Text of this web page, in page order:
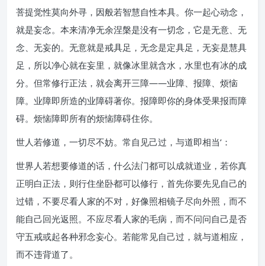
菩提觉性莫向外寻，因般若智慧自性本具。你一起心动念，
就是妄念。本来清净无余涅槃是没有一切念，它是无意、无
念、无妄的。无意就是戒具足，无念是定具足，无妄是慧具
足，所以净心就在妄里，就像冰里就含水，水里也有冰的成
分。但常修行正法，就会离开三障——业障、报障、烦恼
障。业障即所造的业障碍著你。报障即你的身体受果报而障
碍。烦恼障即所有的烦恼障碍住你。
世人若修道，一切尽不妨。常自见己过，与道即相当’：
世界人若想要修道的话，什么法门都可以成就道业，若你真
正明白正法，则行住坐卧都可以修行，首先你要先见自己的
过错，不要尽看人家的不对，好像照相镜子尽向外照，而不
能自己回光返照。不应尽看人家的毛病，而不问问自己是否
守五戒或起各种邪念妄心。若能常见自己过，就与道相应，
而不违背道了。